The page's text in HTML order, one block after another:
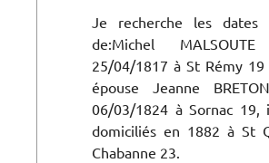
Je recherche les dates
de:Michel
25/04/1817 à St Rémy
épouse Jeanne
06/03/1824 à Sornac 19,
domiciliés en 1882 à St
Chabanne 23.